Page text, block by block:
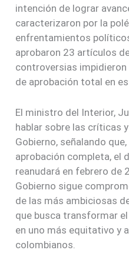
intención de lograr
caracterizaron por la
enfrentamientos
aprobaron 23 artículos
controversias impidieron
de aprobación total en
El ministro del Interior,
hablar sobre las críticas
Gobierno, señalando
aprobación completa, el
reanudará en febrero de
Gobierno sigue
de las más ambiciosas
que busca transformar
en uno más equitativo y
colombianos.